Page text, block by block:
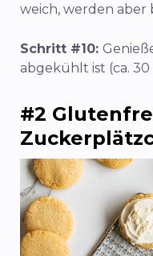
weich, werden aber
Schritt #10:
abgekühlt ist (ca.
#2